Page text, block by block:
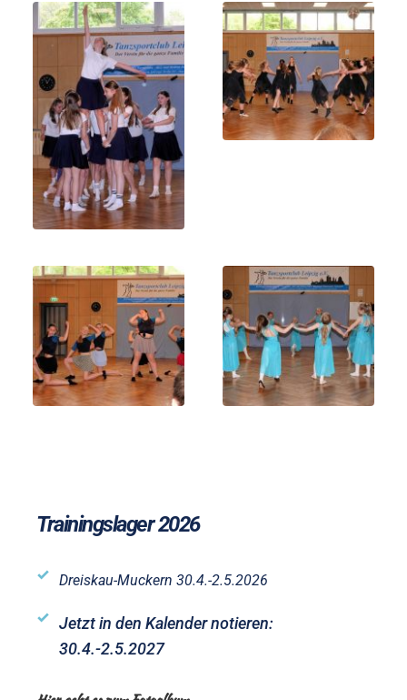
Trainingslager 2026
Dreiskau-Muckern 30.4.-2.5.2026
Jetzt in den Kalender notieren:
30.4.-2.5.2027